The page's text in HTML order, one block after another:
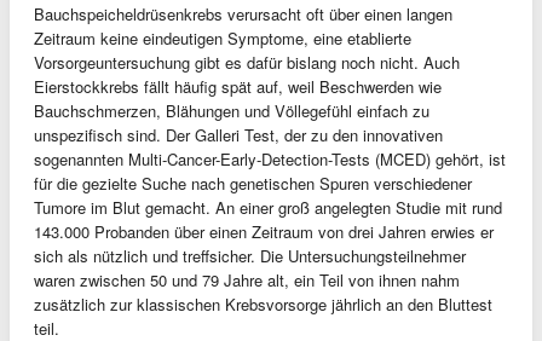
Bauchspeicheldrüsenkrebs verursacht oft über einen langen
Zeitraum keine eindeutigen Symptome, eine etablierte
Vorsorgeuntersuchung gibt es dafür bislang noch nicht. Auch
Eierstockkrebs fällt häufig spät auf, weil Beschwerden wie
Bauchschmerzen, Blähungen und Völlegefühl einfach zu
unspezifisch sind. Der Galleri Test, der zu den innovativen
sogenannten Multi-Cancer-Early-Detection-Tests (MCED) gehört, ist
für die gezielte Suche nach genetischen Spuren verschiedener
Tumore im Blut gemacht. An einer groß angelegten Studie mit rund
143.000 Probanden über einen Zeitraum von drei Jahren erwies er
sich als nützlich und treffsicher. Die Untersuchungsteilnehmer
waren zwischen 50 und 79 Jahre alt, ein Teil von ihnen nahm
zusätzlich zur klassischen Krebsvorsorge jährlich an den Bluttest
teil.